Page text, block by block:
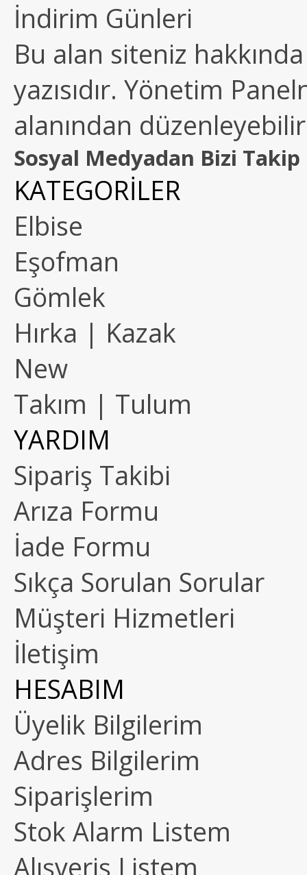
İndirim Günleri
Bu alan siteniz
yazısıdır. Yönetim
alanından
Sosyal Medyadan Bizi Takip
KATEGORİLER
Elbise
Eşofman
Gömlek
Hırka | Kazak
New
Takım | Tulum
YARDIM
Sipariş Takibi
Arıza Formu
İade Formu
Sıkça Sorulan Sorular
Müşteri Hizmetleri
İletişim
HESABIM
Üyelik Bilgilerim
Adres Bilgilerim
Siparişlerim
Stok Alarm Listem
Alışveriş Listem